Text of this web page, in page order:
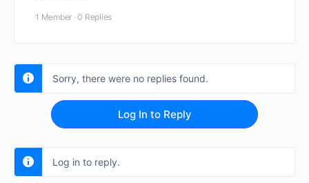
1 Member · 0 Replies
Sorry, there were no replies found.
Log In to Reply
Log in to reply.